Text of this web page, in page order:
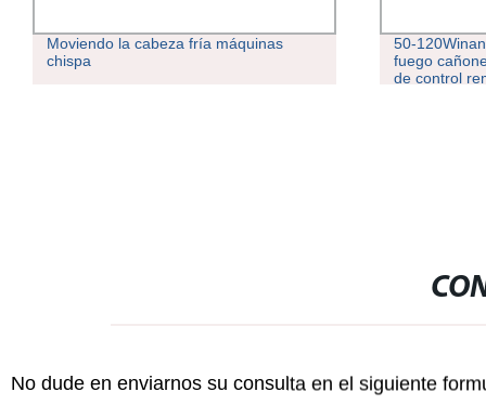
Moviendo la cabeza fría máquinas
chispa
50-
fuego
de control
No dude en enviarnos su consulta en el siguiente